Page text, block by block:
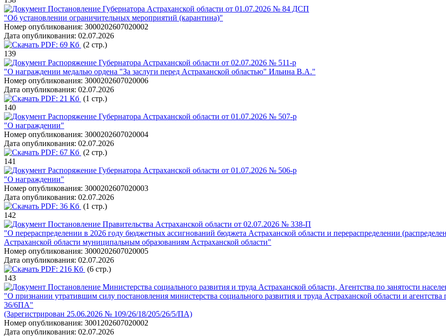
Постановление Губернатора Астраханской области от 01.07.2026 № 84 ДСП
"Об установлении ограничительных мероприятий (карантина)"
Номер опубликования: 3000202607020002
Дата опубликования: 02.07.2026
PDF: 69 Кб (2 стр.)
139
Распоряжение Губернатора Астраханской области от 02.07.2026 № 511-р
"О награждении медалью ордена "За заслуги перед Астраханской областью" Ильина В.А."
Номер опубликования: 3000202607020006
Дата опубликования: 02.07.2026
PDF: 21 Кб (1 стр.)
140
Распоряжение Губернатора Астраханской области от 01.07.2026 № 507-р
"О награждении"
Номер опубликования: 3000202607020004
Дата опубликования: 02.07.2026
PDF: 67 Кб (2 стр.)
141
Распоряжение Губернатора Астраханской области от 01.07.2026 № 506-р
"О награждении"
Номер опубликования: 3000202607020003
Дата опубликования: 02.07.2026
PDF: 36 Кб (1 стр.)
142
Постановление Правительства Астраханской области от 02.07.2026 № 338-П
"О перераспределении в 2026 году бюджетных ассигнований бюджета Астраханской области и перераспределении
Астраханской области муниципальным образованиям Астраханской области"
Номер опубликования: 3000202607020005
Дата опубликования: 02.07.2026
PDF: 216 Кб (6 стр.)
143
Постановление Министерства социального развития и труда Астраханской области, Агентства по занятости
"О признании утратившим силу постановления министерства социального развития и труда Астраханской области и
36/6ПА"
(Зарегистрирован 25.06.2026 № 109/26/18/205/26/5/ПА)
Номер опубликования: 3001202607020002
Дата опубликования: 02.07.2026